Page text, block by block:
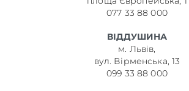
077 33 88 000
ВІДДУШИНА
м. Львів,
вул. Вірменська, 13
099 33 88 000